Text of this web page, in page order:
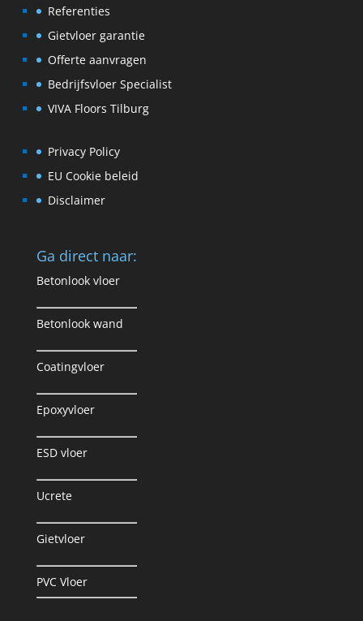
Referenties
Gietvloer garantie
Offerte aanvragen
Bedrijfsvloer Specialist
VIVA Floors Tilburg
Privacy Policy
EU Cookie beleid
Disclaimer
Ga direct naar:
Betonlook vloer
Betonlook wand
Coatingvloer
Epoxyvloer
ESD vloer
Ucrete
Gietvloer
PVC Vloer